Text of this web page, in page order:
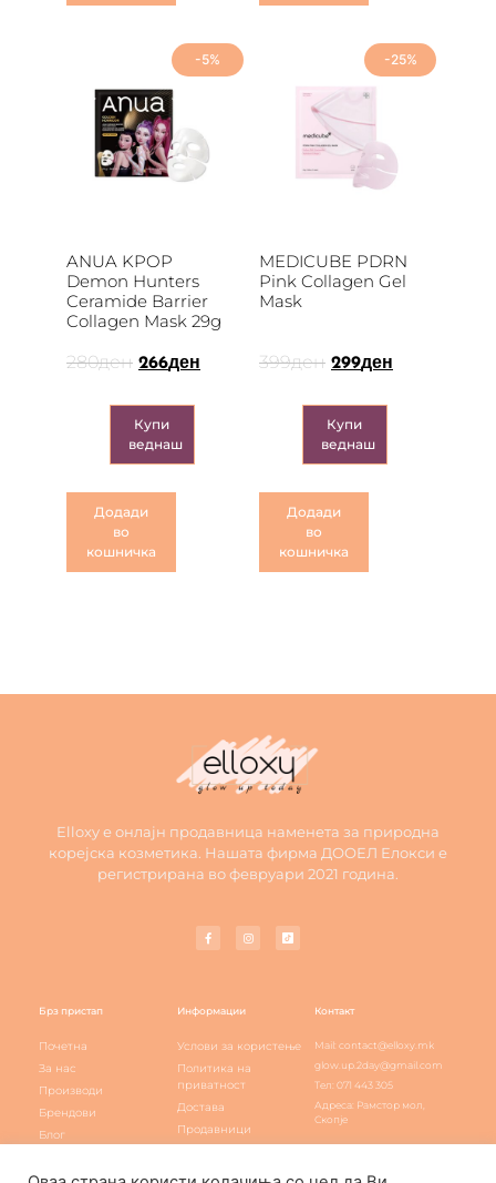
-5%
ANUA KPOP
Demon Hunters
Ceramide Barrier
Collagen Mask 29g
280ден 266ден
Купи
веднаш
Додади
во
кошничка
-25%
MEDICUBE PDRN
Pink Collagen Gel
Mask
399ден 299ден
Купи
веднаш
Додади
во
кошничка
Elloxy е онлајн продавница наменета за природна
корејска козметика. Нашата фирма ДООЕЛ Елокси е
регистрирана во февруари 2021 година.
Брз пристап
Почетна
За нас
Производи
Брендови
Блог
Информации
Услови за користење
Политика на
приватност
Достава
Продавници
Контакт
Mail: contact@elloxy.mk
glow.up.2day@gmail.com
Тел: 071 443 305
Адреса: Рамстор мол,
Скопје